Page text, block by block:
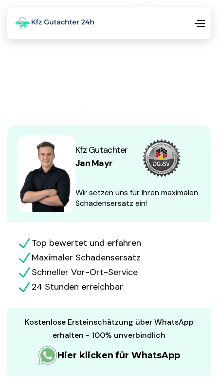
Kfz Gutachter
Jan Mayr
Wir setzen uns für Ihren maximalen
Schadensersatz ein!
Top bewertet und erfahren
Maximaler Schadensersatz
Schneller Vor-Ort-Service
24 Stunden erreichbar
Kostenlose Ersteinschätzung über WhatsApp
erhalten - 100% unverbindlich
Hier klicken für WhatsApp